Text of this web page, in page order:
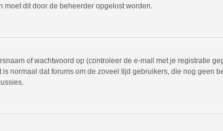
moet dit door de beheerder opgelost worden.
of wachtwoord op (controleer de e-mail met je registratie
normaal dat forums om de zoveel tijd gebruikers, die nog geen